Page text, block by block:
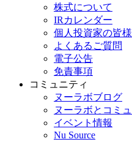
株式について
IRカレンダー
個人投資家の皆
よくあるご質問
電子公告
免責事項
コミュニティ
ヌーラボブログ
ヌーラボとコミ
イベント情報
Nu Source